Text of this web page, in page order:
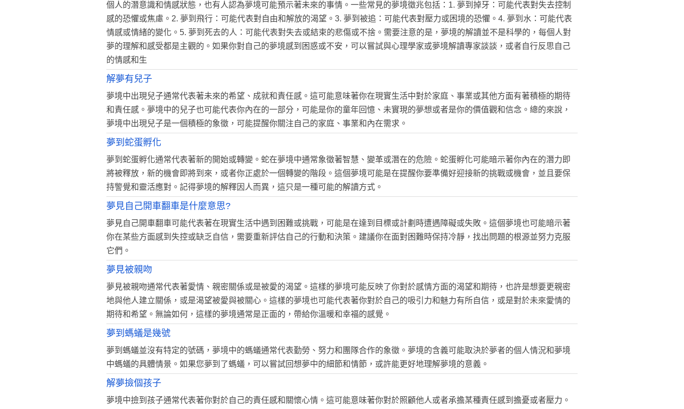
個人的潛意識和情感狀態，也有人認為夢境可能預示著未來的事情。一些常見的夢境徵兆包括：1. 夢到掉牙：可能代表對失去控制
感的恐懼或焦慮。2. 夢到飛行：可能代表對自由和解放的渴望。3. 夢到被追：可能代表對壓力或困境的恐懼。4. 夢到水：可能代表
情感或情緒的變化。5. 夢到死去的人：可能代表對失去或結束的悲傷或不捨。需要注意的是，夢境的解讀並不是科學的，每個人對
夢的理解和感受都是主觀的。如果你對自己的夢境感到困惑或不安，可以嘗試與心理學家或夢境解讀專家談談，或者自行反思自己
的情感和生
解夢有兒子
夢境中出現兒子通常代表著未來的希望、成就和責任感。這可能意味著你在現實生活中對於家庭、事業或其他方面有著積極的期待
和責任感。夢境中的兒子也可能代表你內在的一部分，可能是你的童年回憶、未實現的夢想或者是你的價值觀和信念。總的來說，
夢境中出現兒子是一個積極的象徵，可能提醒你關注自己的家庭、事業和內在需求。
夢到蛇蛋孵化
夢到蛇蛋孵化通常代表著新的開始或轉變。蛇在夢境中通常象徵著智慧、變革或潛在的危險。蛇蛋孵化可能暗示著你內在的潛力即
將被釋放，新的機會即將到來，或者你正處於一個轉變的階段。這個夢境可能是在提醒你要準備好迎接新的挑戰或機會，並且要保
持警覺和靈活應對。記得夢境的解釋因人而異，這只是一種可能的解讀方式。
夢見自己開車翻車是什麼意思?
夢見自己開車翻車可能代表著在現實生活中遇到困難或挑戰，可能是在達到目標或計劃時遭遇障礙或失敗。這個夢境也可能暗示著
你在某些方面感到失控或缺乏自信，需要重新評估自己的行動和決策。建議你在面對困難時保持冷靜，找出問題的根源並努力克服
它們。
夢見被親吻
夢見被親吻通常代表著愛情、親密關係或是被愛的渴望。這樣的夢境可能反映了你對於感情方面的渴望和期待，也許是想要更親密
地與他人建立關係，或是渴望被愛與被關心。這樣的夢境也可能代表著你對於自己的吸引力和魅力有所自信，或是對於未來愛情的
期待和希望。無論如何，這樣的夢境通常是正面的，帶給你溫暖和幸福的感覺。
夢到螞蟻是幾號
夢到螞蟻並沒有特定的號碼，夢境中的螞蟻通常代表勤勞、努力和團隊合作的象徵。夢境的含義可能取決於夢者的個人情況和夢境
中螞蟻的具體情景。如果您夢到了螞蟻，可以嘗試回想夢中的細節和情節，或許能更好地理解夢境的意義。
解夢撿個孩子
夢境中撿到孩子通常代表著你對於自己的責任感和關懷心情。這可能意味著你對於照顧他人或者承擔某種責任感到擔憂或者壓力。